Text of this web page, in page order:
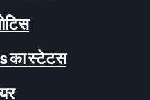
का स्टेटस